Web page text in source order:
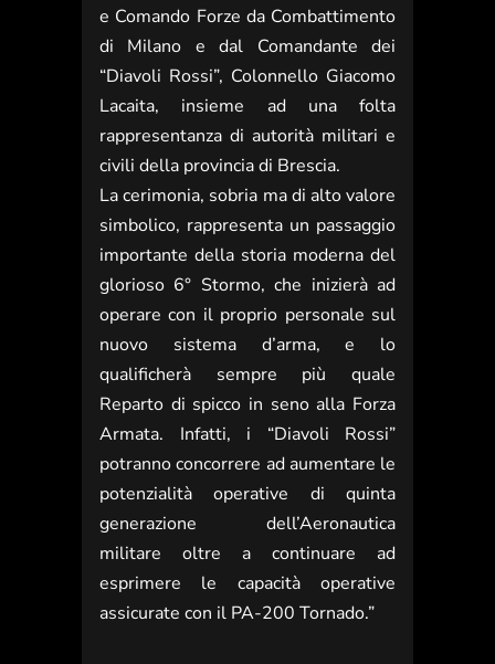
e Comando Forze da Combattimento
di Milano e dal Comandante dei
“Diavoli Rossi”, Colonnello Giacomo
Lacaita, insieme ad una folta
rappresentanza di autorità militari e
civili della provincia di Brescia.
La cerimonia, sobria ma di alto valore
simbolico, rappresenta un passaggio
importante della storia moderna del
glorioso 6° Stormo, che inizierà ad
operare con il proprio personale sul
nuovo sistema d’arma, e lo
qualificherà sempre più quale
Reparto di spicco in seno alla Forza
Armata. Infatti, i “Diavoli Rossi”
potranno concorrere ad aumentare le
potenzialità operative di quinta
generazione dell’Aeronautica
militare oltre a continuare ad
esprimere le capacità operative
assicurate con il PA-200 Tornado.”